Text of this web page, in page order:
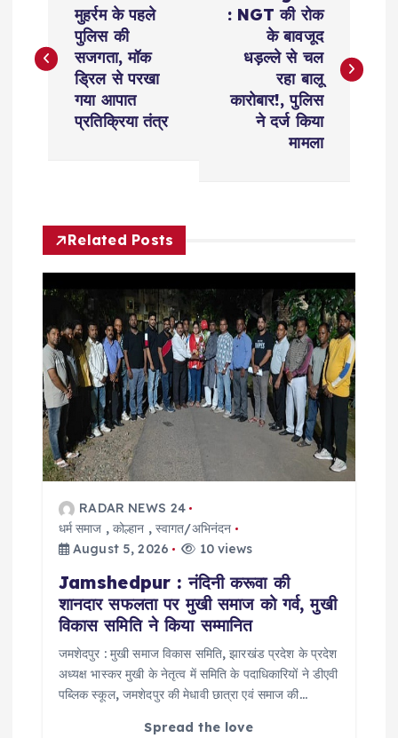
s
v
g
a
t
मुहर्रम के पहले
पुलिस की
सजगता, मॉक
ड्रिल से परखा
गया आपात
प्रतिक्रिया तंत्र
: NGT की रोक
के बावजूद
धड़ल्ले से चल
रहा बालू
कारोबार!, पुलिस
ने दर्ज किया
मामला
Related Posts
RADAR NEWS 24
धर्म समाज ,कोल्हान , स्वागत/अभिनंदन
August 5, 2026
10 views
Jamshedpur : नंदिनी करूवा की
शानदार सफलता पर मुखी समाज को गर्व, मुखी
विकास समिति ने किया सम्मानित
जमशेदपुर : मुखी समाज विकास समिति, झारखंड प्रदेश के प्रदेश
अध्यक्ष भास्कर मुखी के नेतृत्व में समिति के पदाधिकारियों ने डीएवी
पब्लिक स्कूल, जमशेदपुर की मेधावी छात्रा एवं समाज की…
Spread the love